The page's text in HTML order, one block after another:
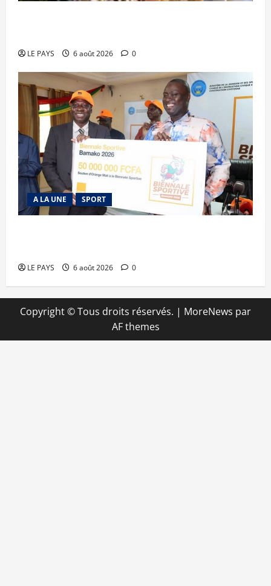
LE PAYS 6 août 2026 0
A LA UNE SPORT
LE PAYS 6 août 2026 0
Copyright © Tous droits réservés. | MoreNews par
AF themes